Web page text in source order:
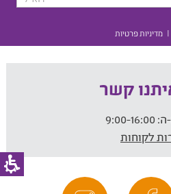
| מדיניות פרטיות
קשר
ה:
לקוחות